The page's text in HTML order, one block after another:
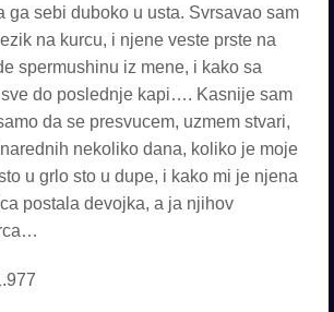
ga sebi duboko u usta. Svrsavao sam
na kurcu, i njene veste prste na
spermushinu iz mene, i kako sa
do poslednje kapi…. Kasnije sam
da se presvucem, uzmem stvari,
nekoliko dana, koliko je moje
u grlo sto u dupe, i kako mi je njena
postala devojka, a ja njihov